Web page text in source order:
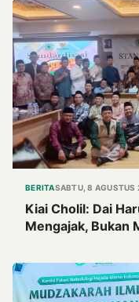
BERITASABTU, 8
Kiai Cholil: Dai
Mengajak, Bukan